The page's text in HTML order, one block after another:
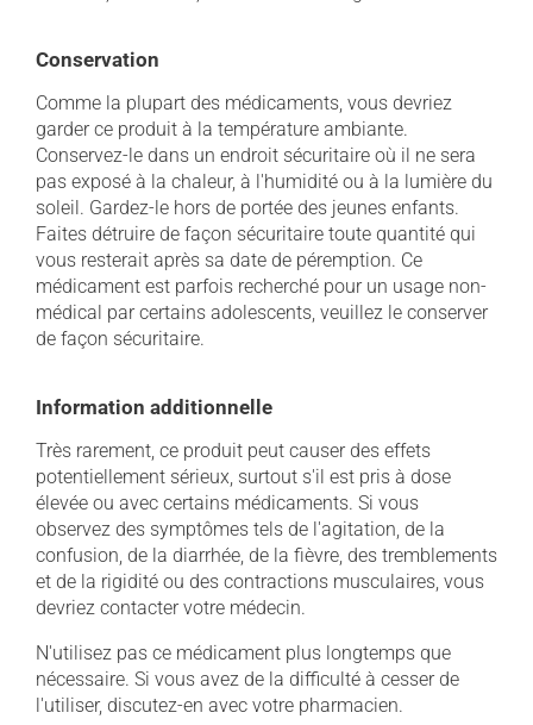
Conservation
Comme la plupart des médicaments, vous devriez
garder ce produit à la température ambiante.
Conservez-le dans un endroit sécuritaire où il ne sera
pas exposé à la chaleur, à l'humidité ou à la lumière du
soleil. Gardez-le hors de portée des jeunes enfants.
Faites détruire de façon sécuritaire toute quantité qui
vous resterait après sa date de péremption. Ce
médicament est parfois recherché pour un usage non-
médical par certains adolescents, veuillez le conserver
de façon sécuritaire.
Information additionnelle
Très rarement, ce produit peut causer des effets
potentiellement sérieux, surtout s'il est pris à dose
élevée ou avec certains médicaments. Si vous
observez des symptômes tels de l'agitation, de la
confusion, de la diarrhée, de la fièvre, des tremblements
et de la rigidité ou des contractions musculaires, vous
devriez contacter votre médecin.
N'utilisez pas ce médicament plus longtemps que
nécessaire. Si vous avez de la difficulté à cesser de
l'utiliser, discutez-en avec votre pharmacien.